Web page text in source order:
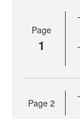
Page
1
Page 2